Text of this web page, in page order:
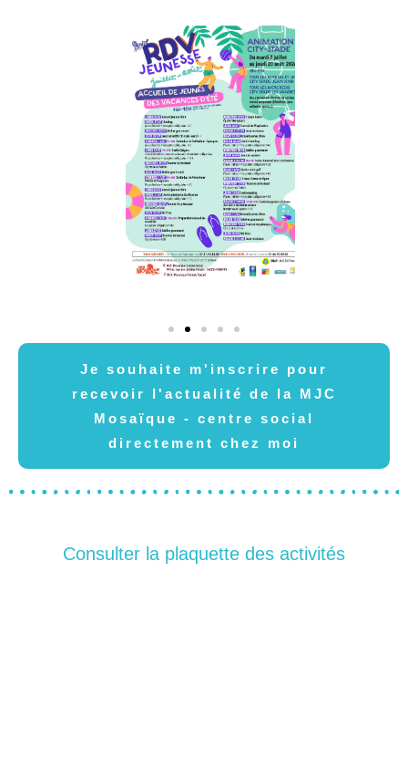
Je souhaite m'inscrire pour
recevoir l'actualité de la MJC
Mosaïque - centre social
directement chez moi
Consulter la plaquette des activités